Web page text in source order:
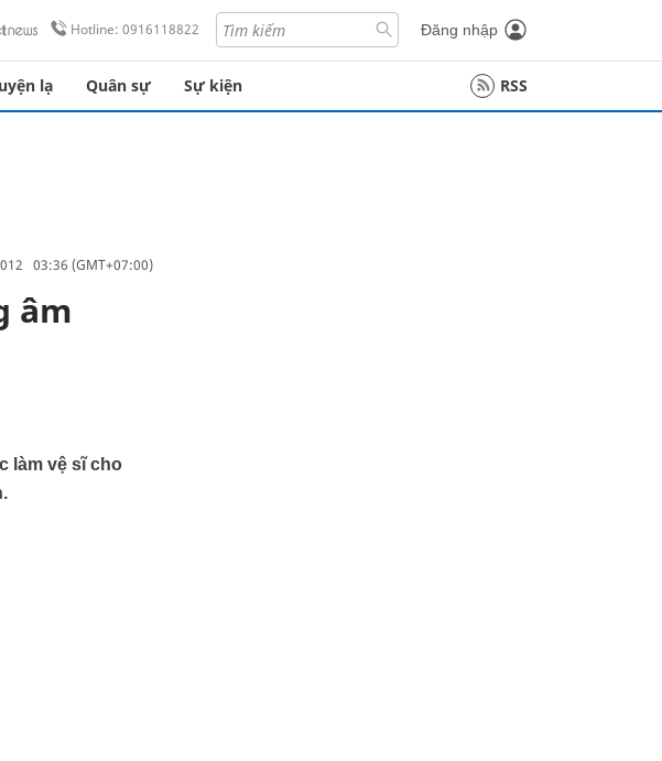
Hotline: 0916118822 Đăng nhập
lạ Quân sự Sự kiện RSS
03:36 (GMT+07:00)
âm
làm vệ sĩ cho